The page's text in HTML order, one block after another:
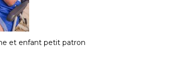
et enfant petit patron